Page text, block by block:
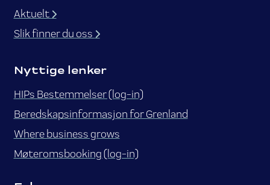
Aktuelt
Slik finner du oss
Nyttige lenker
HIPs Bestemmelser (log-in)
Beredskapsinformasjon for Grenland
Where business grows
Møteromsbooking (log-in)